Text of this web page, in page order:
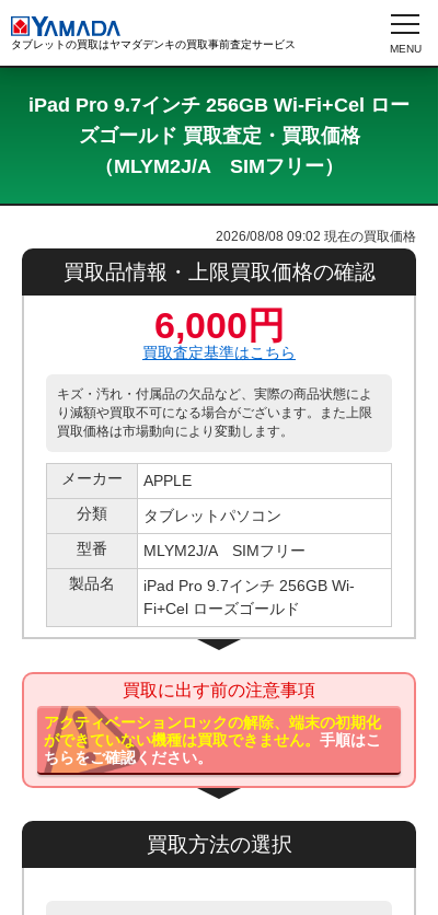
タブレットの買取はヤマダデンキの買取事前査定サービス
iPad Pro 9.7インチ 256GB Wi-Fi+Cel ロー
ズゴールド 買取査定・買取価格
（MLYM2J/A SIMフリー）
2026/08/08 09:02 現在の買取価格
買取品情報・上限買取価格の確認
6,000円
買取査定基準はこちら
キズ・汚れ・付属品の欠品など、実際の商品状態によ
り減額や買取不可になる場合がございます。また上限
買取価格は市場動向により変動します。
メーカー
APPLE
分類
タブレットパソコン
型番
MLYM2J/A SIMフリー
製品名
iPad Pro 9.7インチ 256GB Wi-
Fi+Cel ローズゴールド
買取に出す前の注意事項
アクティベーションロックの解除、端末の初期化
ができていない機種は買取できません。手順はこ
ちらをご確認ください。
買取方法の選択